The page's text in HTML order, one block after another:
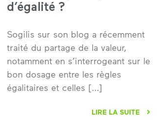
d’égalité ?
Sogilis sur son blog a récemment
traité du partage de la valeur,
notamment en s’interrogeant sur le
bon dosage entre les règles
égalitaires et celles
LIRE LA SUITE